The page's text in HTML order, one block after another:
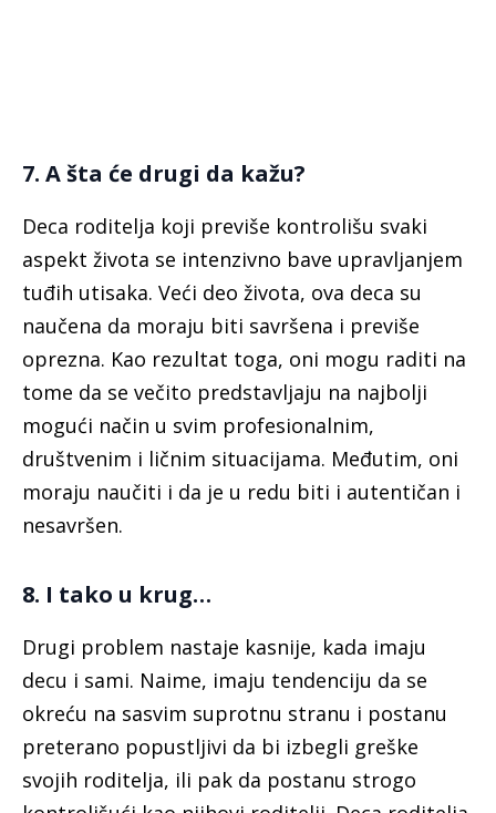
7. A šta će drugi da kažu?
Deca roditelja koji previše kontrolišu svaki
aspekt života se intenzivno bave upravljanjem
tuđih utisaka. Veći deo života, ova deca su
naučena da moraju biti savršena i previše
oprezna. Kao rezultat toga, oni mogu raditi na
tome da se večito predstavljaju na najbolji
mogući način u svim profesionalnim,
društvenim i ličnim situacijama. Međutim, oni
moraju naučiti i da je u redu biti i autentičan i
nesavršen.
8. I tako u krug…
Drugi problem nastaje kasnije, kada imaju
decu i sami. Naime, imaju tendenciju da se
okreću na sasvim suprotnu stranu i postanu
preterano popustljivi da bi izbegli greške
svojih roditelja, ili pak da postanu strogo